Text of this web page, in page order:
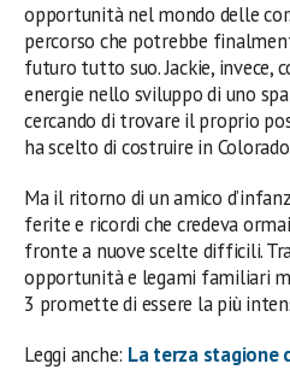
opportunità nel mondo delle
percorso che potrebbe
futuro tutto suo. Jackie, invece,
energie nello sviluppo di uno
cercando di trovare il proprio
ha scelto di costruire in
Ma il ritorno di un amico
ferite e ricordi che credeva
fronte a nuove scelte difficili.
opportunità e legami familiari
3 promette di essere la più
Leggi anche: La terza stagione